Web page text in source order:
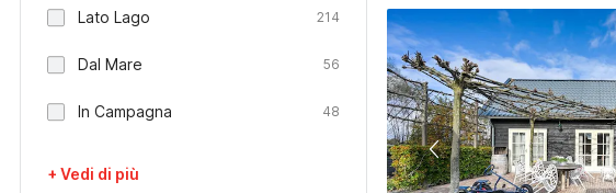
Lato Lago 214
Dal Mare 56
In Campagna 48
+ Vedi di più